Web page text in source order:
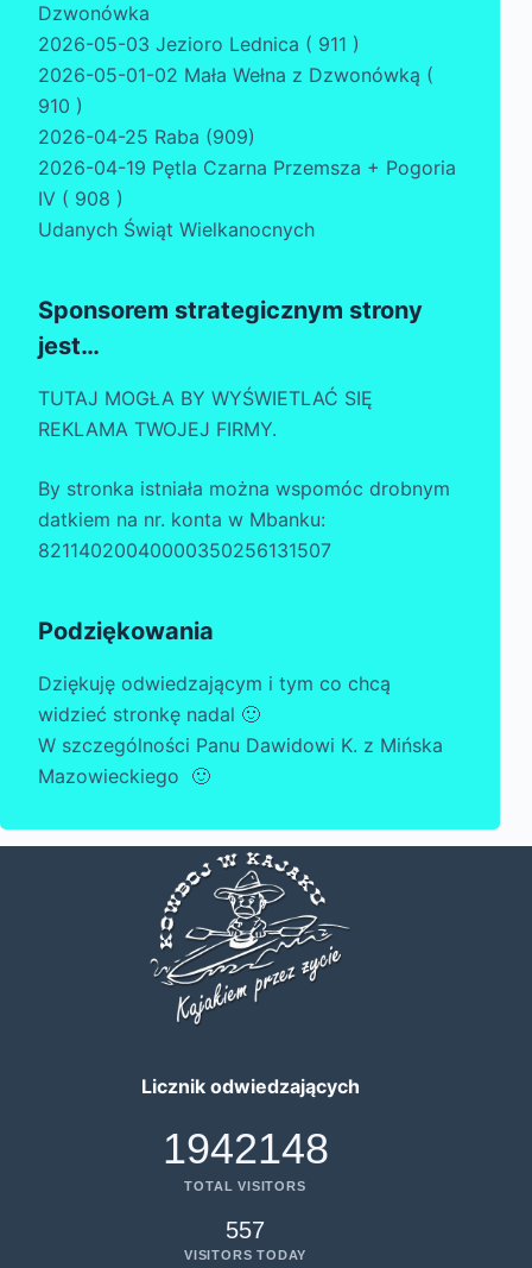
Dzwonówka
2026-05-03 Jezioro Lednica ( 911 )
2026-05-01-02 Mała Wełna z Dzwonówką (
910 )
2026-04-25 Raba (909)
2026-04-19 Pętla Czarna Przemsza + Pogoria
IV ( 908 )
Udanych Świąt Wielkanocnych
Sponsorem strategicznym strony
jest…
TUTAJ MOGŁA BY WYŚWIETLAĆ SIĘ
REKLAMA TWOJEJ FIRMY.
By stronka istniała można wspomóc drobnym
datkiem na nr. konta w Mbanku:
82114020040000350256131507
Podziękowania
Dziękuję odwiedzającym i tym co chcą
widzieć stronkę nadal 🙂
W szczególności Panu Dawidowi K. z Mińska
Mazowieckiego 🙂
Licznik odwiedzających
1942148
TOTAL VISITORS
557
VISITORS TODAY